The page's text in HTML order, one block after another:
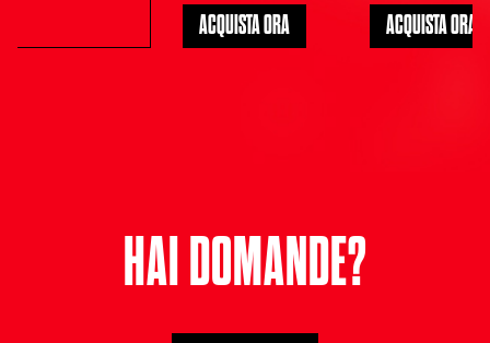
ACQUISTA ORA ACQUISTA ORA
HAI DOMANDE?